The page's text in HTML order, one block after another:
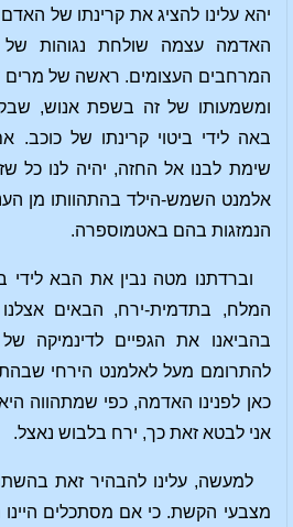
יהא עלינו להציג את קרינתו של
האדמה עצמה שולחת נגוהות של
המרחבים העצומים. ראשה של מרים
ומשמעותו של זה בשפת אנוש,
באה לידי ביטוי קרינתו של
שימת לבנו אל החזה, יהיה לנו כל
אלמנט השמש-הילד בהתהוותו מן
הנמזגות בהם באטמוספרה.
וברדתנו מטה נבין את הבא לידי
המלח, בתדמית-ירח, הבאים אצלנו
בהביאנו את הגפיים לדינמיקה
להתרומם מעל לאלמנט הירחי
כאן לפנינו האדמה, כפי שמתהווה
אני לבטא זאת כך, ירח בלבוש נאצל.
למעשה, עלינו להבהיר זאת
מצבעי הקשת. כי אם מסתכלים